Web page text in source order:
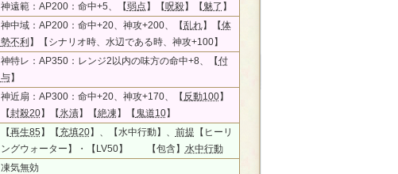
神遠範：AP200：命中+5、【弱点 】【呪殺】【 魅了 】
神中域：AP200：命中+20、神攻+200、【乱れ】【体
勢不利 】【シナリオ時、水辺である時、神攻+100】
神特レ：AP350：レンジ2以内の味方の命中+8、【付
与】
神近扇：AP300：命中+20、神攻+170、【 反動100】
【封殺20】【氷漬】【絶凍 】【 鬼道10】
【再生85 】【 充填20】、【水中行動】、 前提 【ヒーリ
ングウォーター】・【LV50】 【包含】 水中行動
凍気無効